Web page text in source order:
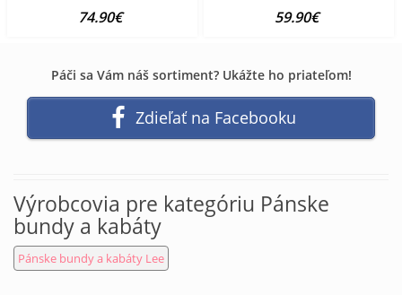
74.90€ 59.90€
Páči sa Vám náš sortiment? Ukážte ho priateľom!
Zdieľať na Facebooku
Výrobcovia pre kategóriu Pánske
bundy a kabáty
Pánske bundy a kabáty Lee